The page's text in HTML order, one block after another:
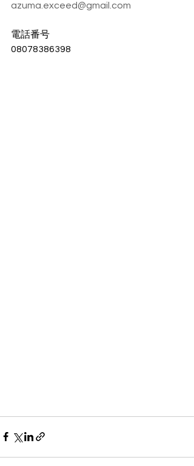
azuma.exceed@gmail.com
電話番号
08078386398